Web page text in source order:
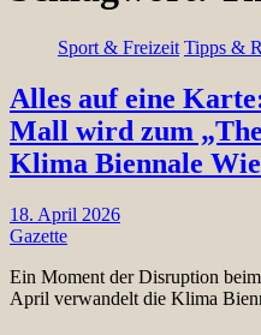
Sport & Freizeit Tipps &
Alles auf eine
Mall wird zum
Klima Biennale
18. April 2026
Gazette
Ein Moment der Disruption
April verwandelt die Klima